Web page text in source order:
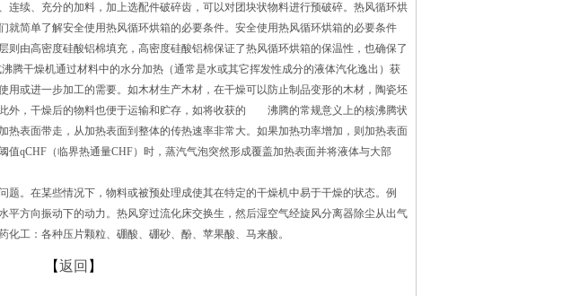
续、充分的加料，加上选配件破碎齿，可以对团块状物料进行预破碎。热风循环烘
就简单了解安全使用热风循环烘箱的必要条件。安全使用热风循环烘箱的必要条件
由高密度硅酸铝棉填充，高密度硅酸铝棉保证了热风循环烘箱的保温性，也确保了
腾干燥机通过材料中的水分加热（通常是水或其它挥发性成分的液体汽化逸出）获
用或进一步加工的需要。如木材生产木材，在干燥可以防止制品变形的木材，陶瓷坯
外，干燥后的物料也便于运输和贮存，如将收获的 沸腾的常规意义上的核沸腾状
热表面带走，从加热表面到整体的传热速率非常大。如果加热功率增加，则加热表面
qCHF（临界热通量CHF）时，蒸汽气泡突然形成覆盖加热表面并将液体与大部
题。在某些情况下，物料或被预处理成使其在特定的干燥机中易于干燥的状态。例
方向振动下的动力。热风穿过流化床交换生，然后湿空气经旋风分离器除尘从出气
：各种压片颗粒、硼酸、硼砂、酚、苹果酸、马来酸。
【返回 】